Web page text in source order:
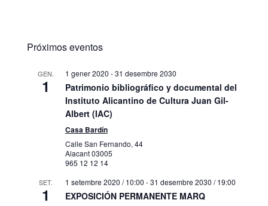
Próximos eventos
GEN.
1
1 gener 2020 -31 desembre 2030
Patrimonio bibliográfico y documental del
Instituto Alicantino de Cultura Juan Gil-
Albert (IAC)
Casa Bardín
Calle San Fernando, 44
Alacant03005
965 12 12 14
SET.
1
1 setembre 2020 / 10:00 -31 desembre 2030 / 19:00
EXPOSICIÓN PERMANENTE MARQ